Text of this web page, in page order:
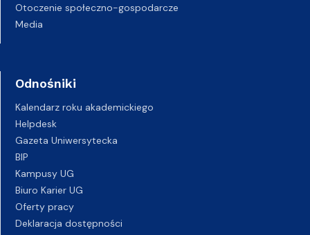
Otoczenie społeczno-gospodarcze
Media
Odnośniki
Kalendarz roku akademickiego
Helpdesk
Gazeta Uniwersytecka
BIP
Kampusy UG
Biuro Karier UG
Oferty pracy
Deklaracja dostępności